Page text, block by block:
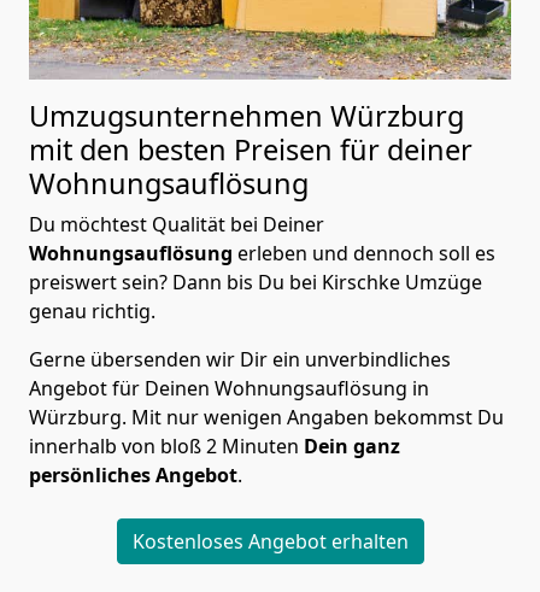
Umzugsunternehmen Würzburg
mit den besten Preisen für deiner
Wohnungsauflösung
Du möchtest Qualität bei Deiner
Wohnungsauflösung erleben und dennoch soll es
preiswert sein? Dann bis Du bei Kirschke Umzüge
genau richtig.
Gerne übersenden wir Dir ein unverbindliches
Angebot für Deinen Wohnungsauflösung in
Würzburg. Mit nur wenigen Angaben bekommst Du
innerhalb von bloß 2 Minuten Dein ganz
persönliches Angebot.
Kostenloses Angebot erhalten